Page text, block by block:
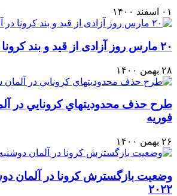
۰۱ اسفند ۱۴۰۰
۲۰ مارس روز آزادی از قید و بند کرونا در آلمان
۲۸ بهمن ۱۴۰۰
فوريه
۲۶ بهمن ۱۴۰۰
۲۰۲۲